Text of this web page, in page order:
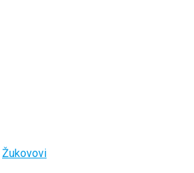
Žukovovi